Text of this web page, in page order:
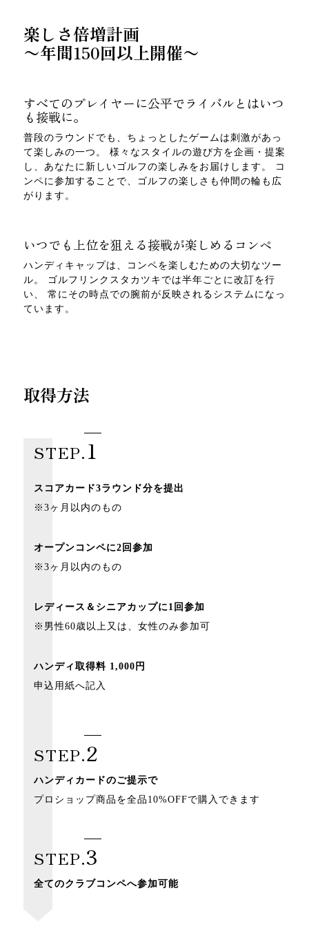
楽しさ倍増計画
〜年間150回以上開催〜
すべてのプレイヤーに公平でライバルとはいつ
も接戦に。
普段のラウンドでも、ちょっとしたゲームは刺激があっ
て楽しみの一つ。 様々なスタイルの遊び方を企画・提案
し、あなたに新しいゴルフの楽しみをお届けします。
コ
ンペに参加することで、ゴルフの楽しさも仲間の輪も広
がります。
いつでも上位を狙える接戦が楽しめるコンペ
ハンディキャップは、コンペを楽しむための大切なツー
ル。 ゴルフリンクスタカツキでは半年ごとに改訂を行
い、 常にその時点での腕前が反映されるシステムになっ
ています。
取得方法
STEP.1
スコアカード3ラウンド分を提出
※3ヶ月以内のもの
オープンコンペに2回参加
※3ヶ月以内のもの
レディース＆シニアカップに1回参加
※男性60歳以上又は、女性のみ参加可
ハンディ取得料 1,000円
申込用紙へ記入
STEP.2
ハンディカードのご提示で
プロショップ商品を全品10%OFFで購入できます
STEP.3
全てのクラブコンペへ参加可能